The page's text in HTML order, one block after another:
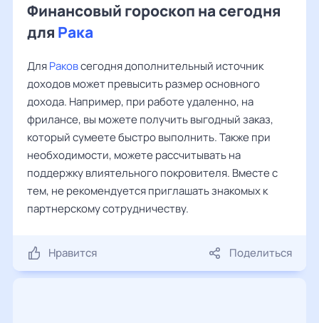
Финансовый гороскоп на сегодня
для Рака
ДляРаковсегодня дополнительный источник
доходов может превысить размер основного
дохода. Например, при работе удаленно, на
фрилансе, вы можете получить выгодный заказ,
который сумеете быстро выполнить. Также при
необходимости, можете рассчитывать на
поддержку влиятельного покровителя. Вместе с
тем, не рекомендуется приглашать знакомых к
партнерскому сотрудничеству.
Нравится Поделиться